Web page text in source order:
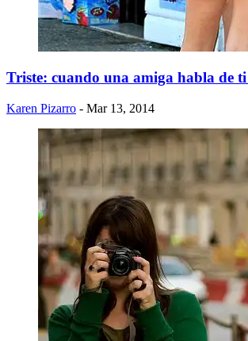
Triste: cuando una amiga habla de ti
Karen Pizarro - Mar 13, 2014